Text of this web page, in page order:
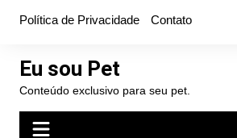
conteúdo
Política de Privacidade Contato
Eu sou Pet
Conteúdo exclusivo para seu pet.